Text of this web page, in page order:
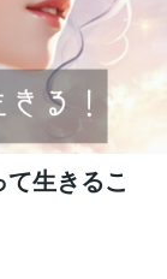
生きるこ